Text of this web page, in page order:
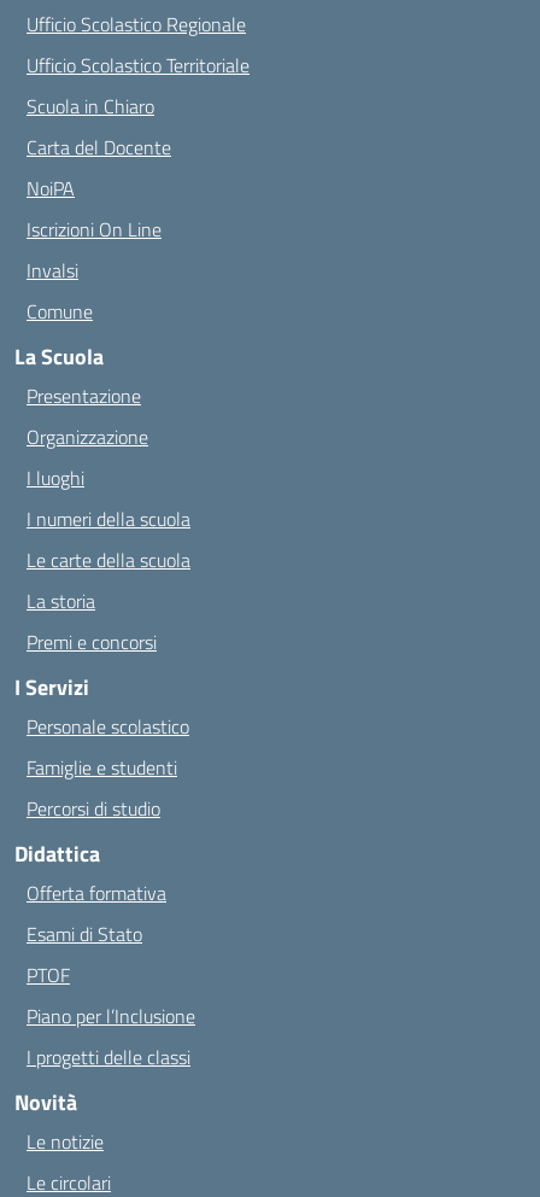
Ufficio Scolastico Regionale
Ufficio Scolastico Territoriale
Scuola in Chiaro
Carta del Docente
NoiPA
Iscrizioni On Line
Invalsi
Comune
La Scuola
Presentazione
Organizzazione
I luoghi
I numeri della scuola
Le carte della scuola
La storia
Premi e concorsi
I Servizi
Personale scolastico
Famiglie e studenti
Percorsi di studio
Didattica
Offerta formativa
Esami di Stato
PTOF
Piano per l’Inclusione
I progetti delle classi
Novità
Le notizie
Le circolari